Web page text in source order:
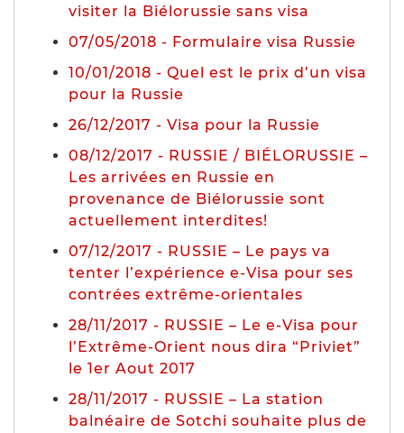
visiter la Biélorussie sans visa
07/05/2018 - Formulaire visa Russie
10/01/2018 - Quel est le prix d’un visa
pour la Russie
26/12/2017 - Visa pour la Russie
08/12/2017 - RUSSIE / BIÉLORUSSIE –
Les arrivées en Russie en
provenance de Biélorussie sont
actuellement interdites!
07/12/2017 - RUSSIE – Le pays va
tenter l’expérience e-Visa pour ses
contrées extrême-orientales
28/11/2017 - RUSSIE – Le e-Visa pour
l’Extrême-Orient nous dira “Priviet”
le 1er Aout 2017
28/11/2017 - RUSSIE – La station
balnéaire de Sotchi souhaite plus de